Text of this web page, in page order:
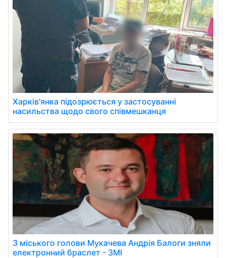
Харків'янка підозрюється у застосуванні
насильства щодо свого співмешканця
З міського голови Мукачева Андрія Балоги зняли
електронний браслет - ЗМІ